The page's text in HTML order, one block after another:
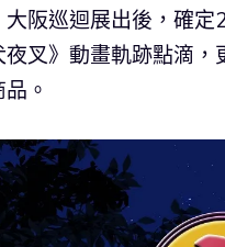
大阪巡迴展出後，確
夜叉》動畫軌跡點滴
。